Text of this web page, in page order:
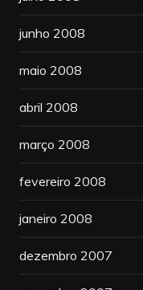
junho 2008
maio 2008
abril 2008
março 2008
fevereiro 2008
janeiro 2008
dezembro 2007